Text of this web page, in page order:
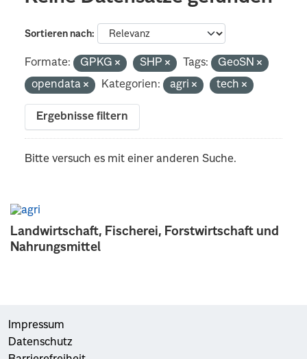
Landwirtschaft, Fischerei, Forstwirtschaft und
Nahrungsmittel
Sortieren nach
Formate: GPKG SHP Tags:
GeoSN
opendata
Kategorien: agri tech
Ergebnisse filtern
Bitte versuch es mit einer anderen Suche.
Impressum
Datenschutz